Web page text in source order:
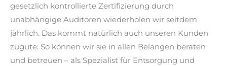
gesetzlich kontrollierte Zertifizierung durch
unabhängige Auditoren wiederholen wir seitdem
jährlich. Das kommt natürlich auch unseren Kunden
zugute: So können wir sie in allen Belangen beraten
und betreuen – als Spezialist für Entsorgung und